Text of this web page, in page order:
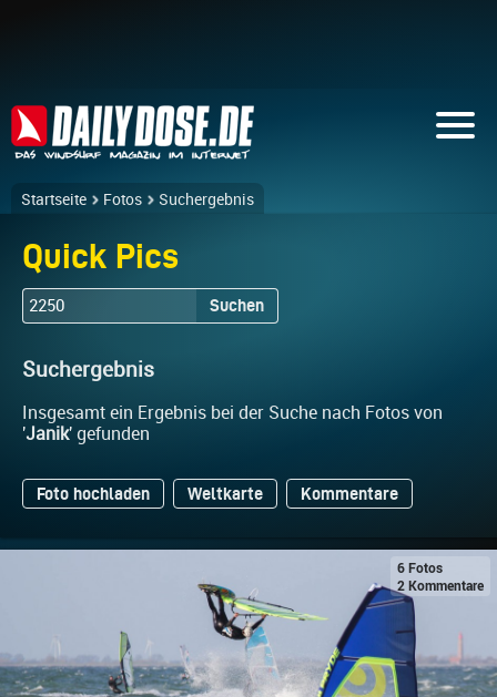
Startseite Fotos Suchergebnis
Quick Pics
Suchen
Suchergebnis
Insgesamt ein Ergebnis bei der Suche nach Fotos von
'Janik' gefunden
Foto hochladen Weltkarte Kommentare
6 Fotos
2 Kommentare